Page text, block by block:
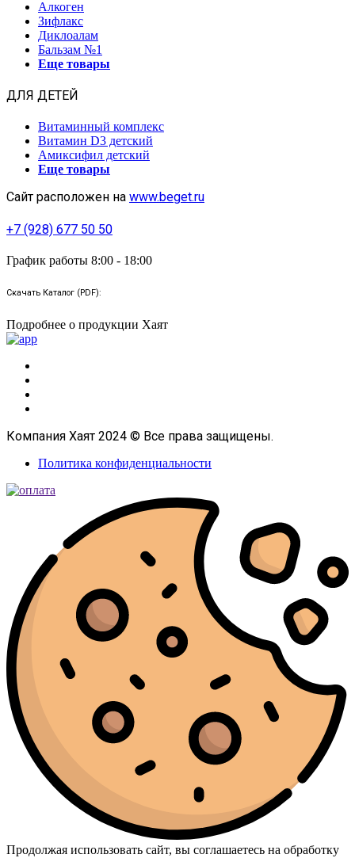
Алкоген
Зифлакс
Диклоалам
Бальзам №1
Еще товары
ДЛЯ ДЕТЕЙ
Витаминный комплекс
Витамин D3 детский
Амиксифил детский
Еще товары
Сайт расположен на www.beget.ru
+7 (928) 677 50 50
График работы 8:00 - 18:00
Скачать Каталог (PDF):
Подробнее о продукции Хаят
Компания Хаят 2024 © Все права защищены.
Политика конфиденциальности
Продолжая использовать сайт, вы соглашаетесь на обработку